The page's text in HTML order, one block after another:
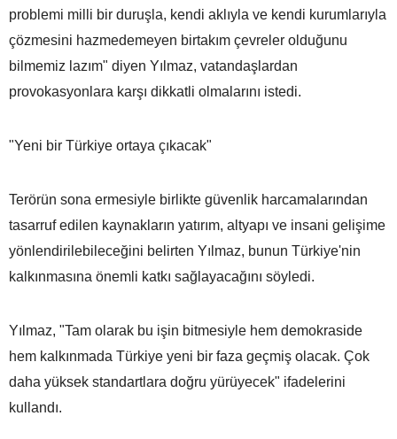
problemi milli bir duruşla, kendi aklıyla ve kendi kurumlarıyla
çözmesini hazmedemeyen birtakım çevreler olduğunu
bilmemiz lazım" diyen Yılmaz, vatandaşlardan
provokasyonlara karşı dikkatli olmalarını istedi.
"Yeni bir Türkiye ortaya çıkacak"
Terörün sona ermesiyle birlikte güvenlik harcamalarından
tasarruf edilen kaynakların yatırım, altyapı ve insani gelişime
yönlendirilebileceğini belirten Yılmaz, bunun Türkiye'nin
kalkınmasına önemli katkı sağlayacağını söyledi.
Yılmaz, "Tam olarak bu işin bitmesiyle hem demokraside
hem kalkınmada Türkiye yeni bir faza geçmiş olacak. Çok
daha yüksek standartlara doğru yürüyecek" ifadelerini
kullandı.